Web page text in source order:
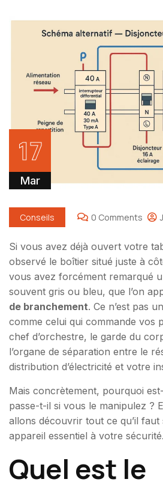
17
Mar
Conseils 0 Comments
Si vous avez déjà ouvert votre
observé le boîtier situé juste à
vous avez forcément remarqué
souvent gris ou bleu, que l’on
de branchement. Ce n’est pas
comme celui qui commande vos
chef d’orchestre, le garde du
l’organe de séparation entre le
distribution d’électricité et votre
Mais concrètement, pourquoi
passe-t-il si vous le manipulez ?
allons découvrir tout ce qu’il
appareil essentiel à votre sécurité.
Quel est le